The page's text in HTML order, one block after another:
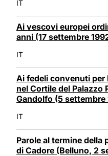
IT
Ai vescovi europei
anni (17 settembre
IT
Ai fedeli convenuti per
nel Cortile del Palazzo
Gandolfo (5 settembre
IT
Parole al termine della
di Cadore (Belluno, 2